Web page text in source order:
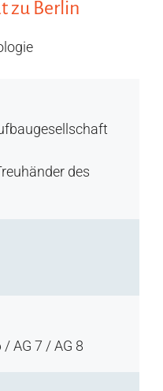
zu Berlin
des
/ AG 7 / AG 8